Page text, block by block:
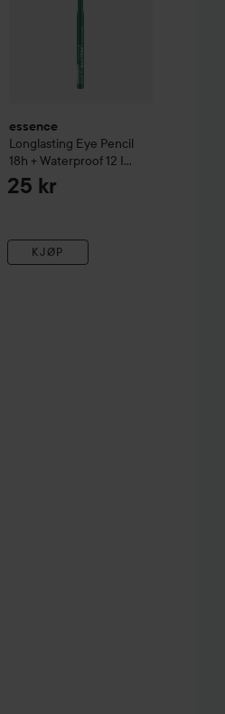
essence
Longlasting Eye Pencil
18h + Waterproof 12 I
Have A Green
25 kr
KJØP